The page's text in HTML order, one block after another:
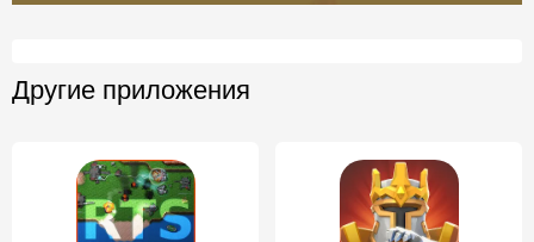
Другие приложения